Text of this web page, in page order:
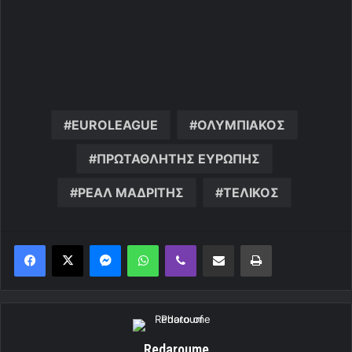
EUROLEAGUE ΟΛΥΜΠΙΑΚΟΣ
ΠΡΩΤΑΘΛΗΤΗΣ ΕΥΡΩΠΗΣ
ΡΕΑΛ ΜΑΔΡΙΤΗΣ ΤΕΛΙΚΟΣ
MessengerWhatsAppViber Κοινοποίηση μέσω ηλεκτρονικού ταχυδρομείουΕκτύπωση